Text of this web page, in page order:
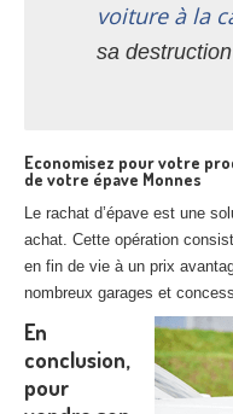
voiture à la
sa destruction
Economisez pour votre
de votre épave Monnes
Le rachat d’épave est une
achat. Cette opération
en fin de vie à un prix
nombreux garages et
En
conclusion,
pour